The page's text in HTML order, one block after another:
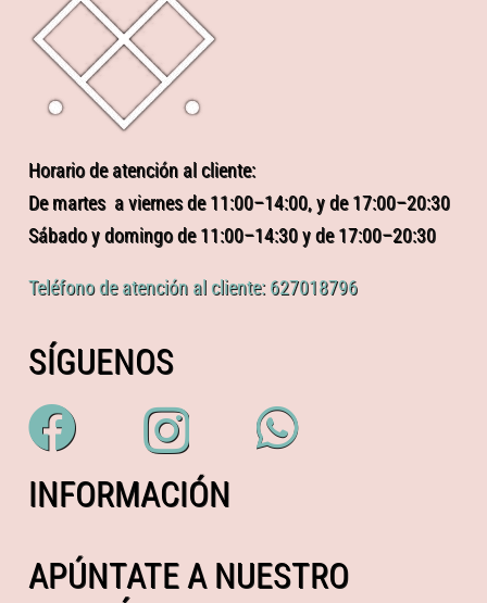
Horario de atención al cliente:
De martes a viernes de 11:00–14:00, y de 17:00–20:30
Sábado y domingo de 11:00–14:30 y de 17:00–20:30
Teléfono de atención al cliente: 627018796
SÍGUENOS
INFORMACIÓN
APÚNTATE A NUESTRO